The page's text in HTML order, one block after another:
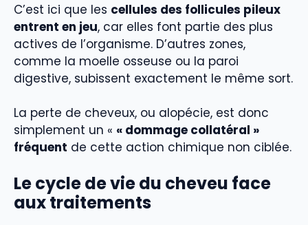
C’est ici que les cellules des follicules pileux
entrent en jeu, car elles font partie des plus
actives de l’organisme. D’autres zones,
comme la moelle osseuse ou la paroi
digestive, subissent exactement le même sort.
La perte de cheveux, ou alopécie, est donc
simplement un « « dommage collatéral »
fréquent de cette action chimique non ciblée.
Le cycle de vie du cheveu face
aux traitements